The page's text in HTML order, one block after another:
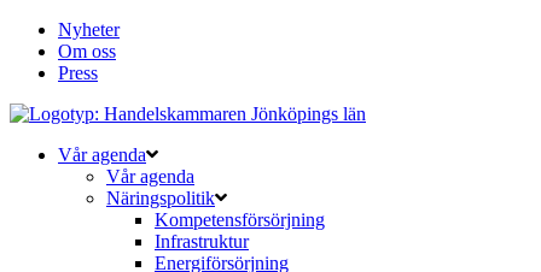
Nyheter
Om oss
Press
Vår agenda
Vår agenda
Näringspolitik
Kompetensförsörjning
Infrastruktur
Energiförsörjning